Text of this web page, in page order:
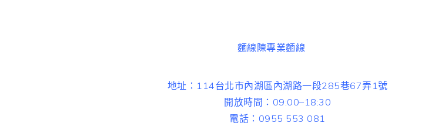
麵線陳專業麵線
地址：114台北市內湖區內湖路一段285巷67弄1號
開放時間：09:00–18:30
電話：0955 553 081